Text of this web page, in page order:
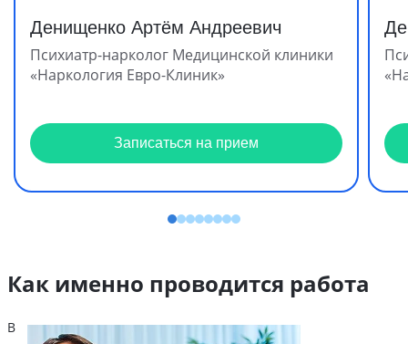
Денищенко Артём Андреевич
Психиатр-нарколог Медицинской клиники
«Наркология Евро-Клиник»
Записаться на прием
Как именно проводится работа
В